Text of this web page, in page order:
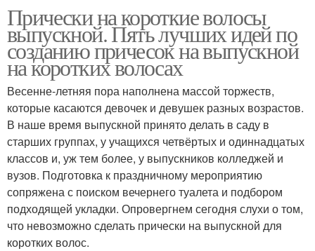
Прически на короткие волосы
выпускной. Пять лучших идей по
созданию причесок на выпускной
на коротких волосах
Весенне-летняя пора наполнена массой торжеств,
которые касаются девочек и девушек разных возрастов.
В наше время выпускной принято делать в саду в
старших группах, у учащихся четвёртых и одиннадцатых
классов и, уж тем более, у выпускников колледжей и
вузов. Подготовка к праздничному мероприятию
сопряжена с поиском вечернего туалета и подбором
подходящей укладки. Опровергнем сегодня слухи о том,
что невозможно сделать прически на выпускной для
коротких волос.